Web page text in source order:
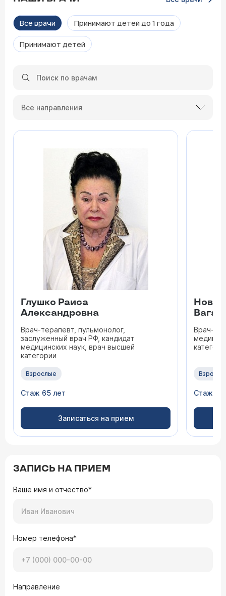
Все врачи Принимают детей до 1 года
Принимают детей
Все направления
Глушко Раиса
Александровна
Врач-терапевт, пульмонолог,
заслуженный врач РФ, кандидат
медицинских наук, врач высшей
категории
Взрослые
Стаж 65 лет
Записаться на прием
Врач-
Стаж 44
ЗАПИСЬ НА ПРИЕМ
Ваше имя и отчество*
Номер телефона*
Направление